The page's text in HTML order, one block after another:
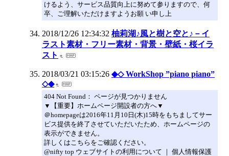
けるよう、サービス品質向上に努めて参りますので、何
卒、ご理解いただけますようお願 い申し上
2018/12/26 12:34:32 柚莉湖♪風と樹と空と♪－イ
ラスト素材・フリー素材・背景・壁紙・桜イラ
スト
2018/03/21 03:15:26 ◆◇ WorkShop ”piano piano”
◇◆
404 Not Found： ページが見つかりません
▼【重要】ホームページ開設者の方へ▼
＠homepageは2016年11月10日(木)15時をもちましてサー
ビス提供を終了させていただいたため、ホームページの
表示ができません。
詳しくはこちらをご確認ください。
@nifty top ウェブサイトの利用について ｜ 個人情報保護